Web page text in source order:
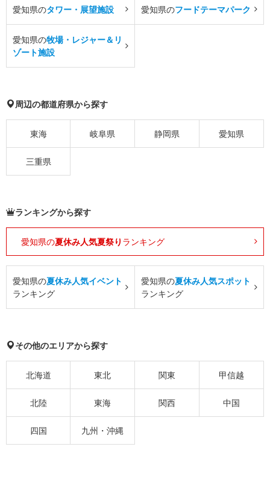
愛知県のタワー・展望施設 愛知県のフードテーマパーク
愛知県の牧場・レジャー＆リ
ゾート施設
周辺の都道府県から探す
東海 岐阜県 静岡県 愛知県
三重県
ランキングから探す
愛知県の夏休み人気夏祭り ランキング
愛知県の夏休み人気イベント
ランキング
愛知県の夏休み人気スポット
ランキング
その他のエリアから探す
北海道 東北 関東 甲信越
北陸 東海 関西 中国
四国 九州・沖縄